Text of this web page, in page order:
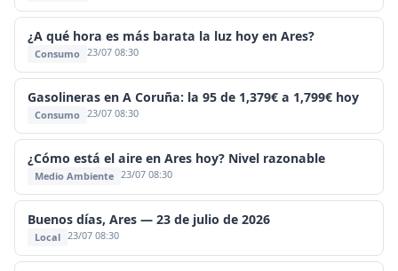
¿A qué hora es más barata la luz hoy en Ares?
Consumo 23/07 08:30
Gasolineras en A Coruña: la 95 de 1,379€ a 1,799€ hoy
Consumo 23/07 08:30
¿Cómo está el aire en Ares hoy? Nivel razonable
Medio Ambiente 23/07 08:30
Buenos días, Ares — 23 de julio de 2026
Local 23/07 08:30